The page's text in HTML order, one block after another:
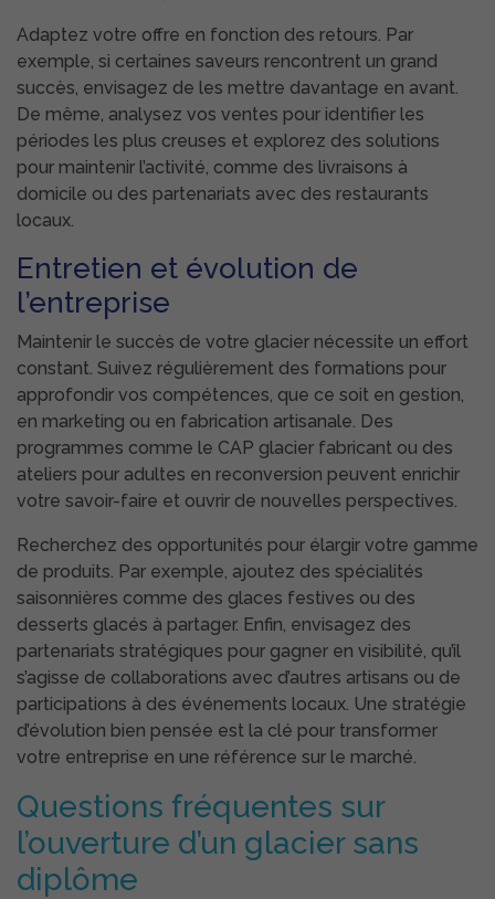
Adaptez votre offre en fonction des retours. Par
exemple, si certaines saveurs rencontrent un grand
succès, envisagez de les mettre davantage en avant.
De même, analysez vos ventes pour identifier les
périodes les plus creuses et explorez des solutions
pour maintenir l’activité, comme des livraisons à
domicile ou des partenariats avec des restaurants
locaux.
Entretien et évolution de
l’entreprise
Maintenir le succès de votre glacier nécessite un effort
constant. Suivez régulièrement des formations pour
approfondir vos compétences, que ce soit en gestion,
en marketing ou en fabrication artisanale. Des
programmes comme le CAP glacier fabricant ou des
ateliers pour adultes en reconversion peuvent enrichir
votre savoir-faire et ouvrir de nouvelles perspectives.
Recherchez des opportunités pour élargir votre gamme
de produits. Par exemple, ajoutez des spécialités
saisonnières comme des glaces festives ou des
desserts glacés à partager. Enfin, envisagez des
partenariats stratégiques pour gagner en visibilité, qu’il
s’agisse de collaborations avec d’autres artisans ou de
participations à des événements locaux. Une stratégie
d’évolution bien pensée est la clé pour transformer
votre entreprise en une référence sur le marché.
Questions fréquentes sur
l’ouverture d’un glacier sans
diplôme